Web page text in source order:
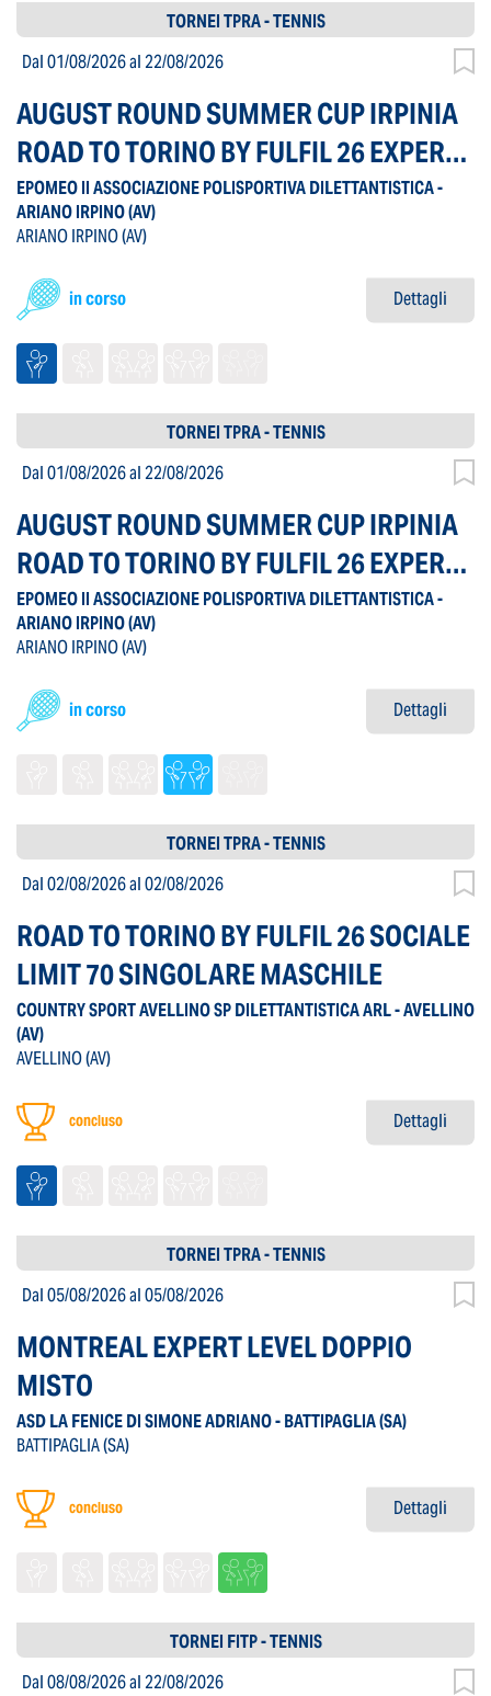
TORNEI TPRA - TENNIS
Dal 01/08/2026al 22/08/2026
AUGUST ROUND SUMMER CUP IRPINIA
ROAD TO TORINO BY FULFIL 26 EXPERT
LEVEL SINGOLARE MASCHILE
EPOMEO II ASSOCIAZIONE POLISPORTIVA DILETTANTISTICA -
ARIANO IRPINO(AV)
ARIANO IRPINO(AV)
in corso Dettagli
TORNEI TPRA - TENNIS
Dal 01/08/2026al 22/08/2026
AUGUST ROUND SUMMER CUP IRPINIA
ROAD TO TORINO BY FULFIL 26 EXPERT
LEVEL DOPPIO MASCHILE
EPOMEO II ASSOCIAZIONE POLISPORTIVA DILETTANTISTICA -
ARIANO IRPINO(AV)
ARIANO IRPINO(AV)
in corso Dettagli
TORNEI TPRA - TENNIS
Dal 02/08/2026al 02/08/2026
ROAD TO TORINO BY FULFIL 26 SOCIALE
LIMIT 70 SINGOLARE MASCHILE
COUNTRY SPORT AVELLINO SP DILETTANTISTICA ARL - AVELLINO
(AV)
AVELLINO(AV)
concluso Dettagli
TORNEI TPRA - TENNIS
Dal 05/08/2026al 05/08/2026
MONTREAL EXPERT LEVEL DOPPIO
MISTO
ASD LA FENICE DI SIMONE ADRIANO - BATTIPAGLIA(SA)
BATTIPAGLIA(SA)
concluso Dettagli
TORNEI FITP - TENNIS
Dal 08/08/2026al 22/08/2026